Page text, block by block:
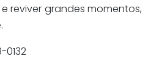
reviver grandes momentos,